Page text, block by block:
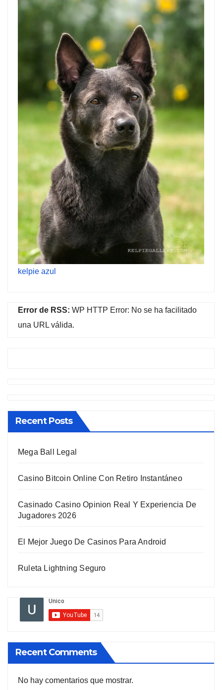
kelpie azul
Error de RSS: WP HTTP Error: No se ha facilitado
una URL válida.
Recent Posts
Mega Ball Legal
Casino Bitcoin Online Con Retiro Instantáneo
Casinado Casino Opinion Real Y Experiencia De
Jugadores 2026
El Mejor Juego De Casinos Para Android
Ruleta Lightning Seguro
Recent Comments
No hay comentarios que mostrar.